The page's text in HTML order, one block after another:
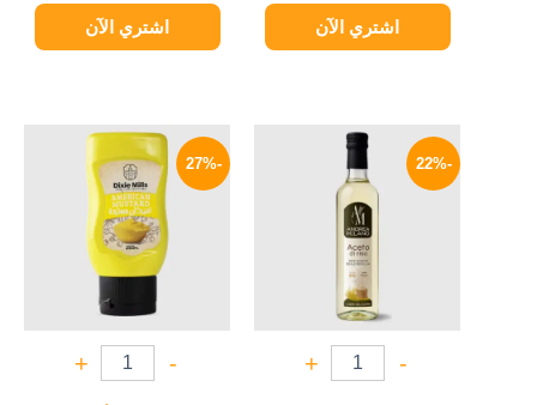
اشتري الآن اشتري الآن
-22%
-
+
السعر
الأصلي
165 EGP.
-27%
-
+
السعر
الأصلي
هو:
55 EGP.
السعر
هو:
40 EGP.